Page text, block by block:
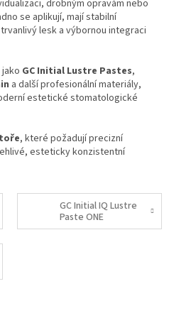
drobným opravám nebo
se aplikují, mají stabilní
lesk a výbornou integraci
GC Initial Lustre Pastes,
a další profesionální materiály,
estetické stomatologické
, které požadují precizní
esteticky konzistentní
GC Initial IQ Lustre
Paste ONE